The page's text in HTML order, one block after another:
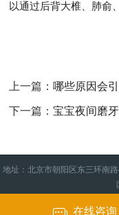
以通过后背大椎、肺俞
上一篇： 哪些原因会
下一篇：宝宝夜间磨
地址：北京市朝阳区东三环南
在线咨询